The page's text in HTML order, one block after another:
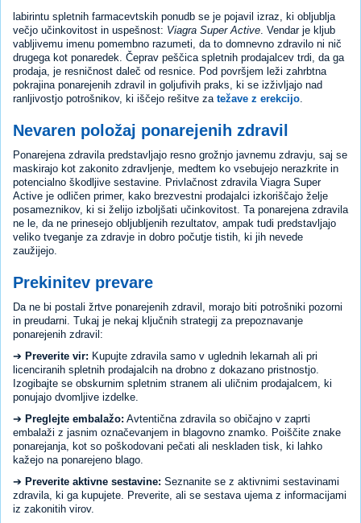
labirintu spletnih farmacevtskih ponudb se je pojavil izraz, ki obljublja
večjo učinkovitost in uspešnost: Viagra Super Active . Vendar je kljub
vabljivemu imenu pomembno razumeti, da to domnevno zdravilo ni nič
drugega kot ponaredek. Čeprav peščica spletnih prodajalcev trdi, da ga
prodaja, je resničnost daleč od resnice. Pod površjem leži zahrbtna
pokrajina ponarejenih zdravil in goljufivih praks, ki se izživljajo nad
ranljivostjo potrošnikov, ki iščejo rešitve za težave z erekcijo
Nevaren položaj ponarejenih zdravil
Ponarejena zdravila predstavljajo resno grožnjo javnemu zdravju, saj se
maskirajo kot zakonito zdravljenje, medtem ko vsebujejo nerazkrite in
potencialno škodljive sestavine. Privlačnost zdravila Viagra Super
Active je odličen primer, kako brezvestni prodajalci izkoriščajo želje
posameznikov, ki si želijo izboljšati učinkovitost. Ta ponarejena zdravila
ne le, da ne prinesejo obljubljenih rezultatov, ampak tudi predstavljajo
veliko tveganje za zdravje in dobro počutje tistih, ki jih nevede
zaužijejo.
Prekinitev prevare
Da ne bi postali žrtve ponarejenih zdravil, morajo biti potrošniki pozorni
in preudarni. Tukaj je nekaj ključnih strategij za prepoznavanje
ponarejenih zdravil:
➔ Preverite vir: Kupujte zdravila samo v uglednih lekarnah ali pri
licenciranih spletnih prodajalcih na drobno z dokazano pristnostjo.
Izogibajte se obskurnim spletnim stranem ali uličnim prodajalcem, ki
ponujajo dvomljive izdelke.
➔ Preglejte embalažo: Avtentična zdravila so običajno v zaprti
embalaži z jasnim označevanjem in blagovno znamko. Poiščite znake
ponarejanja, kot so poškodovani pečati ali neskladen tisk, ki lahko
kažejo na ponarejeno blago.
➔ Preverite aktivne sestavine: Seznanite se z aktivnimi sestavinami
zdravila, ki ga kupujete. Preverite, ali se sestava ujema z informacijami
iz zakonitih virov.